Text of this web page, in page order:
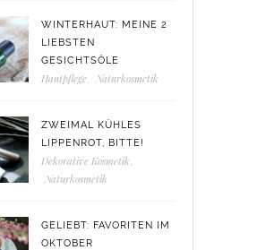
WINTERHAUT: MEINE 2
LIEBSTEN
GESICHTSÖLE
Hautpflege, Naturkosmetik
ZWEIMAL KÜHLES
LIPPENROT, BITTE!
Dekorative Kosmetik
Naturkosmetik
GELIEBT: FAVORITEN IM
OKTOBER